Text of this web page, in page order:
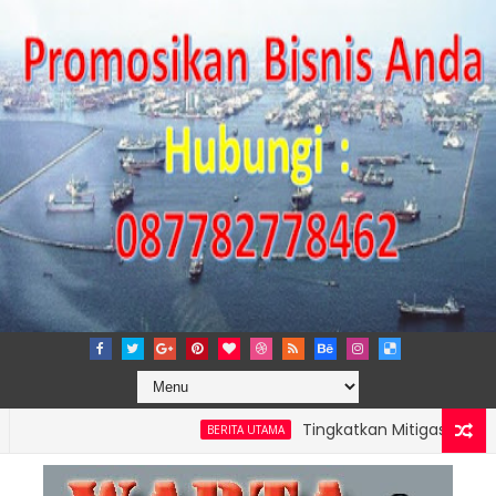
BERITA UTAMA Tingkatkan Mitigasi Risiko, IPC